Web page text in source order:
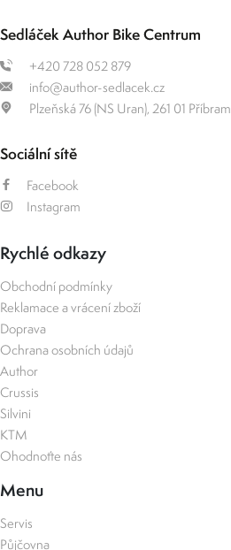
Sedláček Author Bike Centrum
+420 728 052 879
info@author-sedlacek.cz
Plzeňská 76 (NS Uran), 261 01 Příbram
Sociální sítě
Facebook
Instagram
Rychlé odkazy
Obchodní podmínky
Reklamace a vrácení zboží
Doprava
Ochrana osobních údajů
Author
Crussis
Silvini
KTM
Ohodnoťte nás
Menu
Servis
Půjčovna